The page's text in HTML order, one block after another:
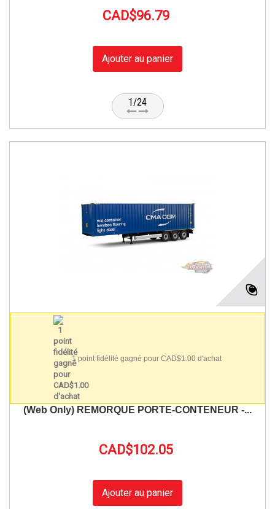
CAD$96.79
Ajouter au panier
1/24
1 point fidélité gagné pour CAD$1.00 d'achat
(Web Only) REMORQUE PORTE-CONTENEUR -...
CAD$102.05
Ajouter au panier